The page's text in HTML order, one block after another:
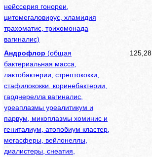
нейссерия гонореи,
цитомегаловирус, хламидия
трахоматис, трихомонада
вагиналис)
Андрофлор (общая
бактериальная масса,
лактобактерии, стрептококки,
стафилококки, коринебактерии,
гарднерелла вагиналис,
уреаплазмы уреалитикум и
парвум, микоплазмы хоминис и
гениталиум, атопобиум кластер,
мегасферы, вейлонеллы,
диалистеры, снеатия,
125,28